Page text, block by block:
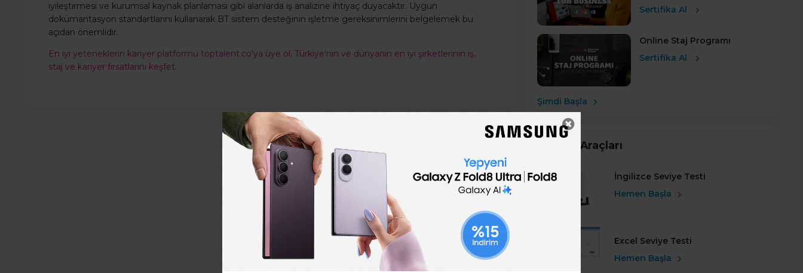
iyileştirmesi ve kurumsal kaynak planlaması gibi alanlarda iş analizine ihtiyaç duyacaktır. Uygun
dokümantasyon standartlarını kullanarak BT sistem desteğinin işletme gereksinimlerini belgelemek bu
açıdan önemlidir.
En iyi yeteneklerin kariyer platformu toptalent.co'ya üye ol, Türkiye'nin ve dünyanın en iyi şirketlerinin iş,
staj ve kariyer fırsatlarını keşfet.
Sertifika Al
Online Staj Programı
Sertifika Al
Şimdi Başla
Kariyer Araçları
İngilizce Seviye Testi
Hemen Başla
Excel Seviye Testi
Hemen Başla